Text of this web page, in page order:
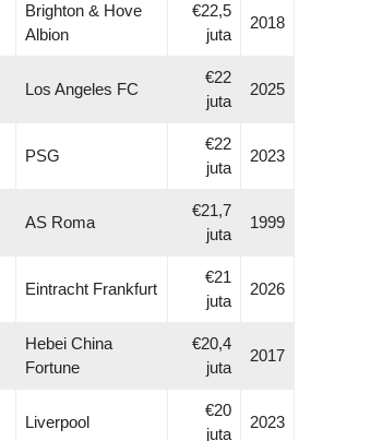
Brighton & Hove
Albion
€22,5
juta
2018
Los Angeles FC
€22
juta
2025
PSG
€22
juta
2023
AS Roma
€21,7
juta
1999
Eintracht Frankfurt
€21
juta
2026
Hebei China
Fortune
€20,4
juta
2017
Liverpool
€20
juta
2023